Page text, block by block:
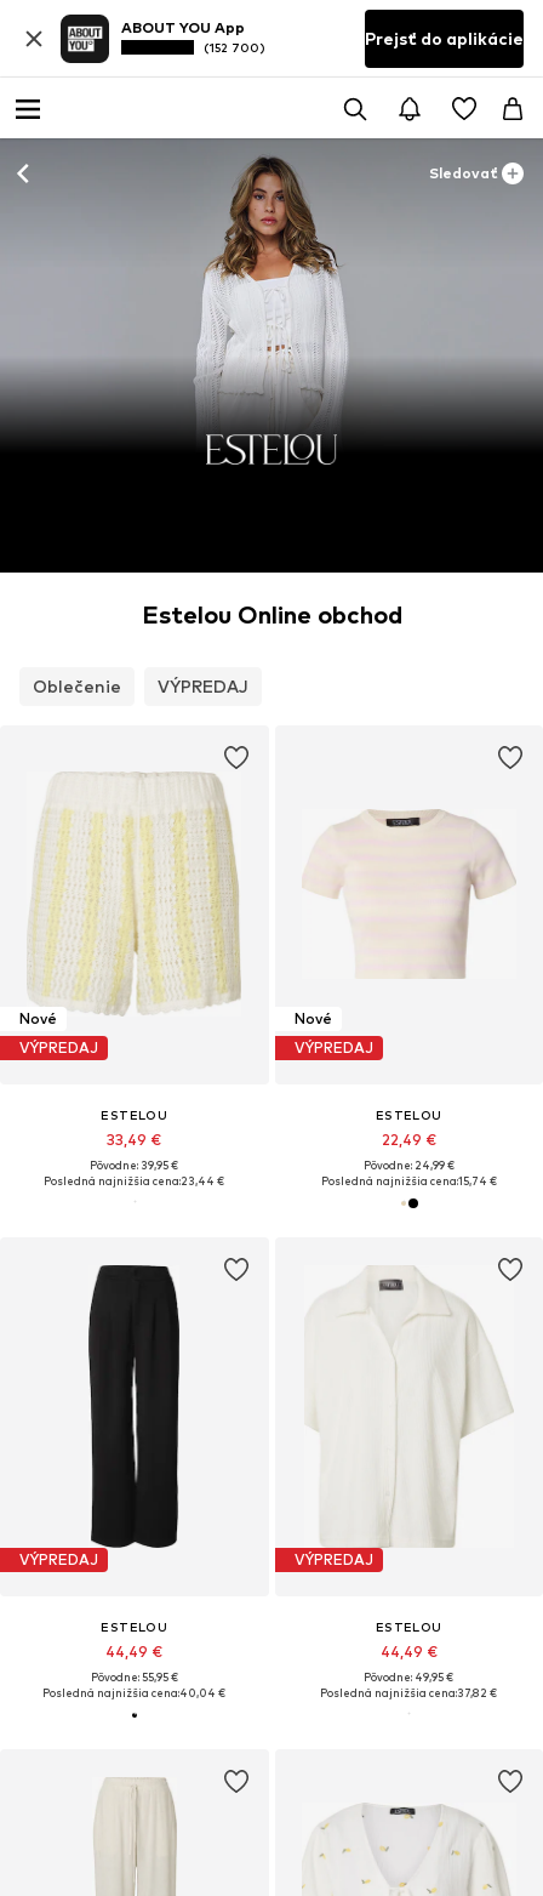
ABOUT YOU App
(152 700) Prejsť do aplikácie
Sledovať
Estelou Online obchod
Oblečenie VÝPREDAJ
Nové
VÝPREDAJ
ESTELOU
33,49 €
Pôvodne: 39,95 €
Posledná najnižšia cena:23,44 €
Nové
VÝPREDAJ
ESTELOU
22,49 €
Pôvodne: 24,99 €
Posledná najnižšia cena:15,74 €
VÝPREDAJ
ESTELOU
44,49 €
Pôvodne: 55,95 €
Posledná najnižšia cena:40,04 €
VÝPREDAJ
ESTELOU
44,49 €
Pôvodne: 49,95 €
Posledná najnižšia cena:37,82 €